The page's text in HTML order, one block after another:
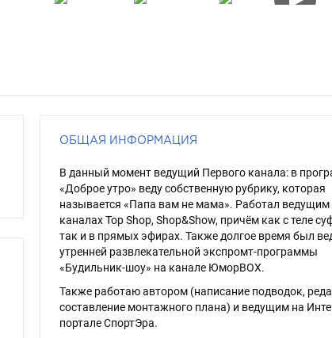
ОБЩАЯ ИНФОРМАЦИЯ
В данный момент ведущий Первого канала: в
«Доброе утро» веду собственную рубрику, которая
называется «Папа вам не мама». Работал ведущим
каналах Top Shop, Shop&Show, причём как с теле
так и в прямых эфирах. Также долгое время был
утренней развлекательной экспромт-программы
«Будильник-шоу» на канале ЮморBOX.
Также работаю автором (написание подводок,
составление монтажного плана) и ведущим на
портале СпортЭра.